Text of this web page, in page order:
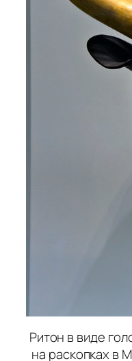
Ритон в виде
на раскопках в